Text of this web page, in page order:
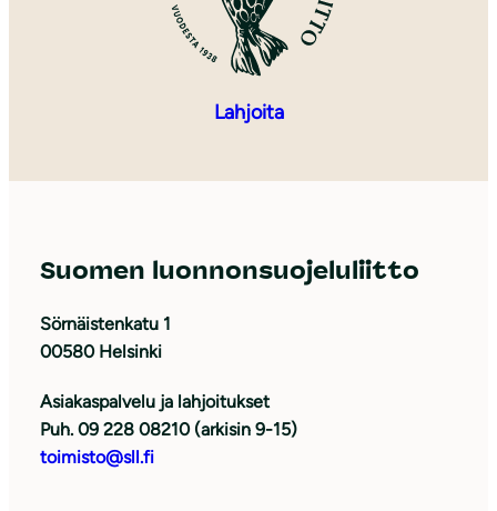
Lahjoita
Suomen luonnonsuojeluliitto
Sörnäistenkatu 1
00580 Helsinki
Asiakaspalvelu ja lahjoitukset
Puh. 09 228 08210 (arkisin 9-15)
toimisto@sll.fi